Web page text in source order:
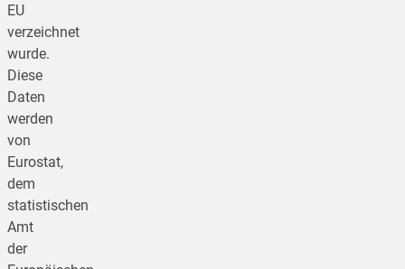
EU
verzeichnet
wurde.
Diese
Daten
werden
von
Eurostat,
dem
statistischen
Amt
der